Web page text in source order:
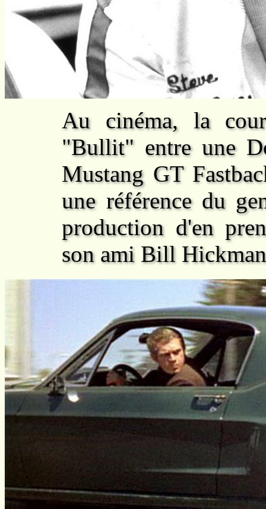
Au cinéma, la
"Bullit" entre une
Mustang GT
une référence du
production d'en
son ami Bill